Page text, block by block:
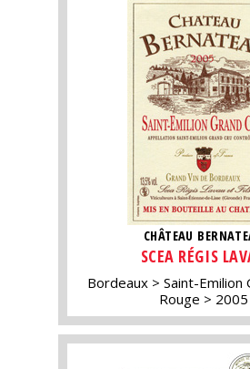
CHÂTEAU
SCEA RÉGIS
Bordeaux
Saint-Emilion
Rouge
2005